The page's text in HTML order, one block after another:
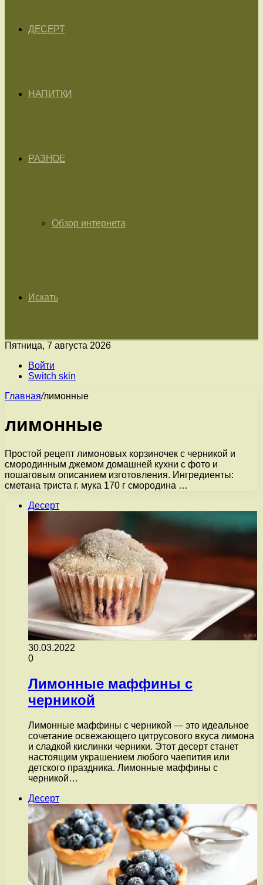
ДЕСЕРТ
НАПИТКИ
РАЗНОЕ
Обзор интернета
Искать
Пятница, 7 августа 2026
Войти
Switch skin
Главная/лимонные
лимонные
Простой рецепт лимоновых корзиночек с черникой и
смородинным джемом домашней кухни с фото и
пошаговым описанием изготовления. Ингредиенты:
сметана триста г. мука 170 г смородина …
Десерт
30.03.2022
0
Лимонные маффины с
черникой
Лимонные маффины с черникой — это идеальное
сочетание освежающего цитрусового вкуса лимона
и сладкой кислинки черники. Этот десерт станет
настоящим украшением любого чаепития или
детского праздника. Лимонные маффины с
черникой…
Десерт